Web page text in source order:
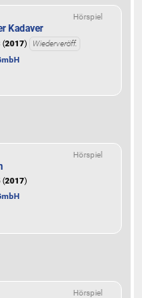
Hörspiel
Kadaver
(2017)
Wiederveröff.
Hörspiel
(2017)
Hörspiel